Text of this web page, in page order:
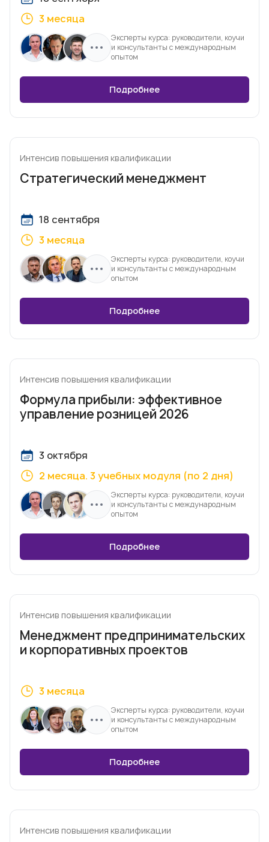
3 месяца
Эксперты курса: руководители, коучи
и консультанты с международным
опытом
Подробнее
Интенсив повышения квалификации
Стратегический менеджмент
18 сентября
3 месяца
Эксперты курса: руководители, коучи
и консультанты с международным
опытом
Подробнее
Интенсив повышения квалификации
Формула прибыли: эффективное
управление розницей 2026
3 октября
2 месяца. 3 учебных модуля (по 2 дня)
Эксперты курса: руководители, коучи
и консультанты с международным
опытом
Подробнее
Интенсив повышения квалификации
Менеджмент предпринимательских
и корпоративных проектов
3 месяца
Эксперты курса: руководители, коучи
и консультанты с международным
опытом
Подробнее
Интенсив повышения квалификации